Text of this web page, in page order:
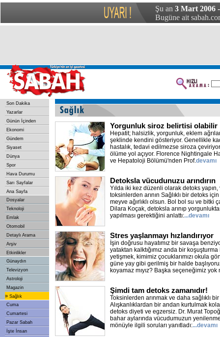
Şu an 3 Mart 2006
Bugüne ait
Son Dakika
Yazarlar
Günün İçinden
Ekonomi
Gündem
Siyaset
Dünya
Spor
Hava Durumu
Sarı Sayfalar
Ana Sayfa
Dosyalar
Teknoloji
Emlak
Otomobil
Detaylı Arama
Arşiv
Etkinlikler
Günaydın
Televizyon
Astroloji
Magazin
» Sağlık
Cuma
Cumartesi
Pazar Sabah
İşte İnsan
Yorgunluk siroz belirtisi olabilir
Hepatit; halsizlik, yorgunluk, eklem
şeklinde kendini gösteriyor. Genellikle
hastalık, tedavi edilmezse siroza
ölüme yol açıyor. Florence Nightingale
ve Hepatoloji Bölümü'nden Prof.devamı
Detoksla vücudunuzu arındırın
Yılda iki kez düzenli olarak detoks
toksinlerden arının Sağlıklı bir detoks
meyve ağırlıklı olsun. Bol bol su ve bitki
Dilara Koçak, detoksla arınıp
yapılması gerektiğini anlattı:...devamı
Stres yaşlanmayı hızlandırıyor
İşin doğrusu hayatımız bir savaşa
yataktan kalktığımız anda bir
yetişmek, kimimiz çocuklarımızı okula
güne yay gibi gerilmiş bir halde
koyamaz mıyız? Başka seçeneğimiz yok
Şimdi tam detoks zamanıdır!
Toksinlerden arınmak ve daha sağlıklı
Alışkanlıklardan bir andan kurtulmak
detoks diyeti ve egzersiz. Dr. Murat
bahar aylarında vücudumuzun
mönüyle ilgili soruları yanıtladı:...devamı